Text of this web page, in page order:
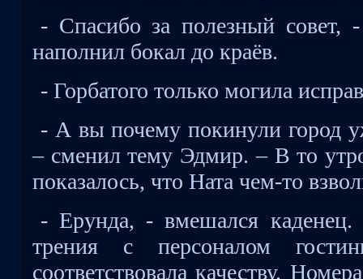
- Спасибо за полезный совет,
наполнил бокал до краёв.
- Горбатого только могила
- А вы почему покинули город
– сменил тему Эдмир. – В то
показалось, что Ната чем-то
- Ерунда, - вмешался
трения с персоналом
соответствовала качеству.